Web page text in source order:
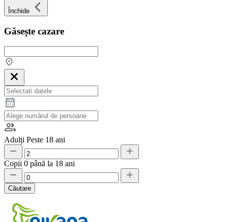
Închide
Găsește cazare
Adulți Peste 18 ani
Copii 0 până la 18 ani
Căutare